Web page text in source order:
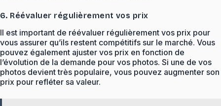
6. Réévaluer régulièrement vos prix
Il est important de réévaluer régulièrement vos prix pour
vous assurer qu’ils restent compétitifs sur le marché. Vous
pouvez également ajuster vos prix en fonction de
l’évolution de la demande pour vos photos. Si une de vos
photos devient très populaire, vous pouvez augmenter son
prix pour refléter sa valeur.